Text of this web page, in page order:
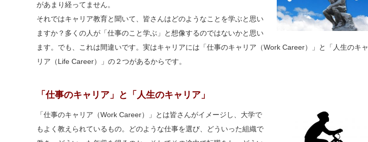
があまり経ってません。
それではキャリア教育と聞いて、皆さんはどのようなことを学ぶと思い
ますか？多くの人が「仕事のこと学ぶ」と想像するのではないかと思い
ます。でも、これは間違いです。実はキャリアには「仕事のキャリア（Work Career）」と「人生のキャ
リア（Life Career）」の２つがあるからです。
「仕事のキャリア」と「人生のキャリア」
「仕事のキャリア（Work Career）」とは皆さんがイメージし、大学で
もよく教えられているもの。どのような仕事を選び、どういった組織で